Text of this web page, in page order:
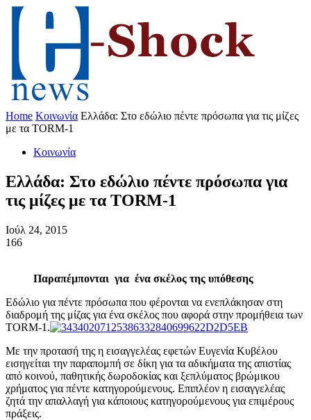
Home Κοινωνία Ελλάδα: Στο εδώλιο πέντε πρόσωπα για τις μίζες
με τα TORM-1
Κοινωνία
Ελλάδα: Στο εδώλιο πέντε πρόσωπα για
τις μίζες με τα TORM-1
Ιούλ 24, 2015
166
Παραπέμπονται για ένα σκέλος της υπόθεσης
Εδώλιο για πέντε πρόσωπα που φέρονται να ενεπλάκησαν στη
διαδρομή της μίζας για ένα σκέλος που αφορά στην προμήθεια των
ΤΟRM-1.
Με την προτασή της η εισαγγελέας εφετών Ευγενία Κυβέλου
εισηγείται την παραπομπή σε δίκη για τα αδικήματα της απιστίας
από κοινού, παθητικής δωροδοκίας και ξεπλύματος βρώμικου
χρήματος για πέντε κατηγορούμενους. Επιπλέον η εισαγγελέας
ζητά την απαλλαγή για κάποιους κατηγορούμενους για επιμέρους
πράξεις.